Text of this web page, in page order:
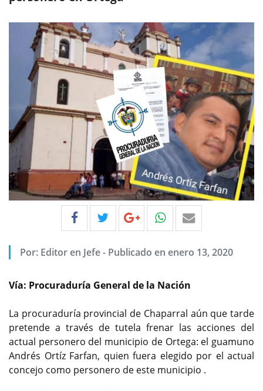
Por: Editor en Jefe- Publicado en enero 13, 2020
Vía: Procuraduría General de la Nación
La procuraduría provincial de Chaparral aún que tarde
pretende a través de tutela frenar las acciones del
actual personero del municipio de Ortega: el guamuno
Andrés Ortíz Farfan, quien fuera elegido por el actual
concejo como personero de este municipio .